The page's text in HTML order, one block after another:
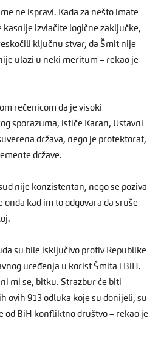
ne ispravi. Kada za nešto imate
kasnije izvlačite logične zaključke,
ključnu stvar, da Šmit nije
ulazi u neki meritum – rekao je
rečenicom da je visoki
sporazuma, ističe Karan, Ustavni
država, nego je protektorat,
države.
nije konzistentan, nego se poziva
onda kad im to odgovara da sruše
su bile isključivo protiv Republike
uređenja u korist Šmita i BiH.
mi se, bitku. Strazbur će biti
ovih 913 odluka koje su donijeli, su
od BiH konfliktno društvo – rekao je